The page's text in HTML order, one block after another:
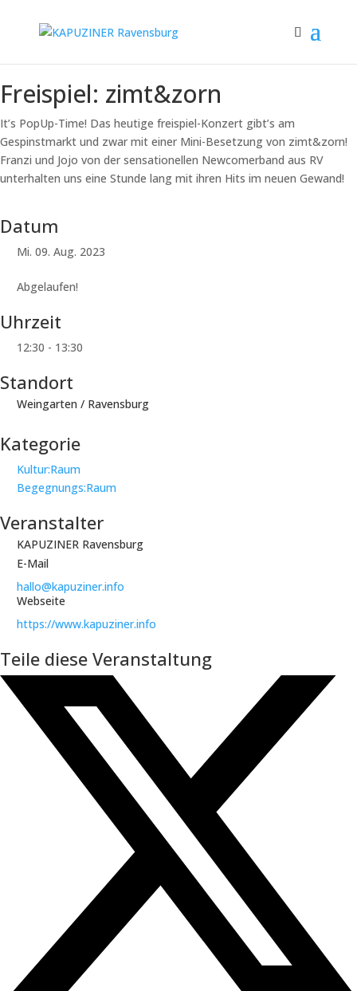
Freispiel: zimt&zorn
It’s PopUp-Time! Das heutige freispiel-Konzert gibt’s am
Gespinstmarkt und zwar mit einer Mini-Besetzung von zimt&zorn!
Franzi und Jojo von der sensationellen Newcomerband aus RV
unterhalten uns eine Stunde lang mit ihren Hits im neuen Gewand!
Datum
Mi. 09. Aug. 2023
Abgelaufen!
Uhrzeit
12:30 - 13:30
Standort
Weingarten / Ravensburg
Kategorie
Kultur:Raum
Begegnungs:Raum
Veranstalter
KAPUZINER Ravensburg
E-Mail
hallo@kapuziner.info
Webseite
https://www.kapuziner.info
Teile diese Veranstaltung